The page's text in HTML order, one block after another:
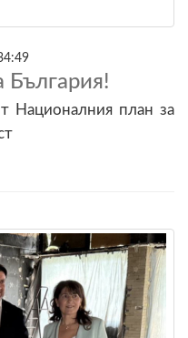
България!
Националния план за